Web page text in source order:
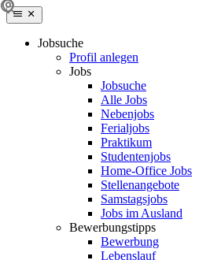
Jobsuche
Profil anlegen
Jobs
Jobsuche
Alle Jobs
Nebenjobs
Ferialjobs
Praktikum
Studentenjobs
Home-Office Jobs
Stellenangebote
Samstagsjobs
Jobs im Ausland
Bewerbungstipps
Bewerbung
Lebenslauf